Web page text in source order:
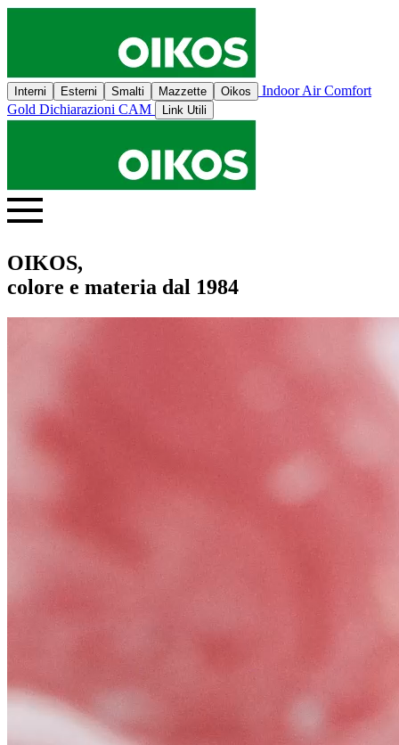
Interni Esterni Smalti Mazzette Oikos
Indoor Air Comfort
Gold Dichiarazioni CAM Link Utili
OIKOS,
colore e materia dal 1984